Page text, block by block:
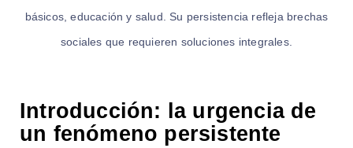
básicos, educación y salud. Su persistencia refleja brechas
sociales que requieren soluciones integrales.
Introducción: la urgencia de
un fenómeno persistente